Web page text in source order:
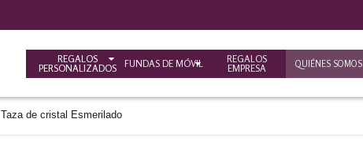
REGALOS
PERSONALIZADOS
FUNDAS DE MÓVIL
REGALOS
EMPRESA
QUIÉNES SOMOS
Taza de cristal Esmerilado